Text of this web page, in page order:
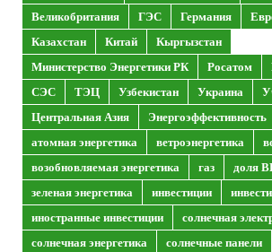
Великобритания
ГЭС Германия
Казахстан
Китай
Кыргызстан
Министерство Энергетики РК
Росатом
СЭС
ТЭЦ Узбекистан Украина
Центральная Азия
Энергоэффективность
атомная энергетика
ветроэнергетика
возобновляемая энергетика
газ
доля
зеленая энергетика
инвестиции
иностранные инвестиции
солнечная
солнечная энергетика
солнечные панели